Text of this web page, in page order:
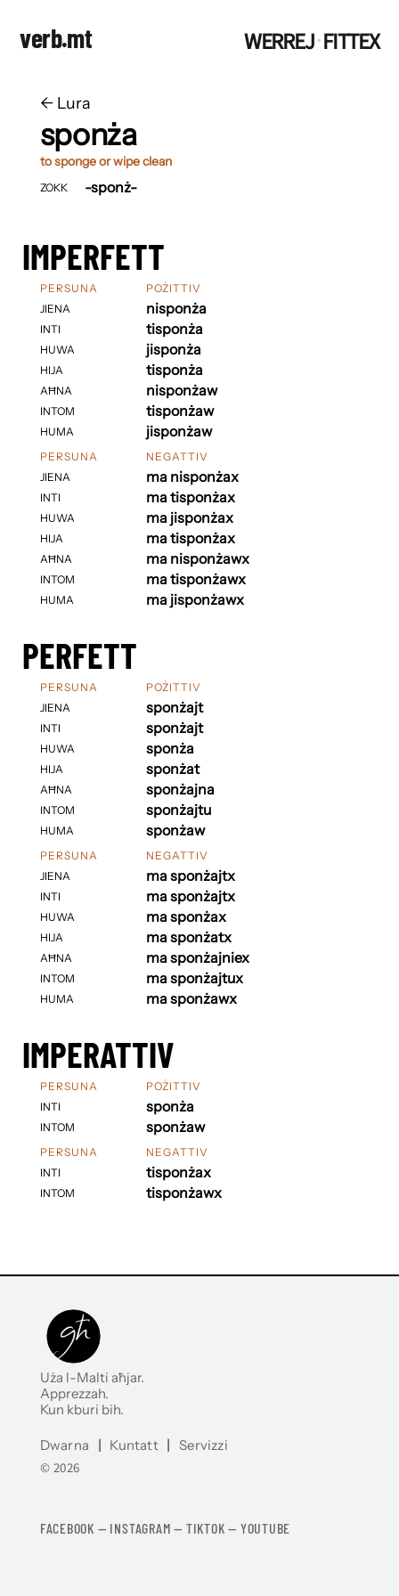
verb.mt WERREJ·FITTEX
← ​​Lura
sponża
to sponge or wipe clean
ZOKK -sponż-
IMPERFETT
PERSUNA
JIENA
INTI
HUWA
HIJA
AĦNA
INTOM
HUMA
POŻITTIV
nisponża
tisponża
jisponża
tisponża
nisponżaw
tisponżaw
jisponżaw
PERSUNA
JIENA
INTI
HUWA
HIJA
AĦNA
INTOM
HUMA
NEGATTIV
ma nisponżax
ma tisponżax
ma jisponżax
ma tisponżax
ma nisponżawx
ma tisponżawx
ma jisponżawx
PERFETT
PERSUNA
JIENA
INTI
HUWA
HIJA
AĦNA
INTOM
HUMA
POŻITTIV
sponżajt
sponżajt
sponża
sponżat
sponżajna
sponżajtu
sponżaw
PERSUNA
JIENA
INTI
HUWA
HIJA
AĦNA
INTOM
HUMA
NEGATTIV
ma sponżajtx
ma sponżajtx
ma sponżax
ma sponżatx
ma sponżajniex
ma sponżajtux
ma sponżawx
IMPERATTIV
PERSUNA
INTI
INTOM
POŻITTIV
sponża
sponżaw
PERSUNA
INTI
INTOM
NEGATTIV
tisponżax
tisponżawx
Uża l-Malti aħjar.
Apprezzah.
Kun kburi bih.
Dwarna | Kuntatt | Servizzi
© 2026
FACEBOOK — INSTAGRAM — TIKTOK — YOUTUBE